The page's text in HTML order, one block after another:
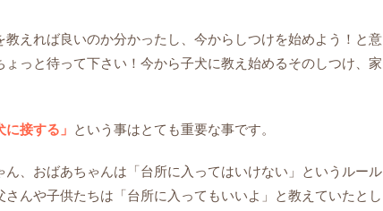
教えれば良いのか分かったし、今からしつけを始めよう！と意
っと待って下さい！今から子犬に教え始めるそのしつけ、家
接する」 という事はとても重要な事です。
、おばあちゃんは「台所に入ってはいけない」というルール
さんや子供たちは「台所に入ってもいいよ」と教えていたとし